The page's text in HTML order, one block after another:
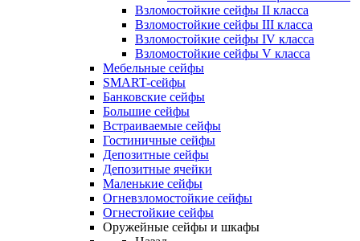
Взломостойкие сейфы II класса
Взломостойкие сейфы III класса
Взломостойкие сейфы IV класса
Взломостойкие сейфы V класса
Мебельные сейфы
SMART-сейфы
Банковские сейфы
Большие сейфы
Встраиваемые сейфы
Гостиничные сейфы
Депозитные сейфы
Депозитные ячейки
Маленькие сейфы
Огневзломостойкие сейфы
Огнестойкие сейфы
Оружейные сейфы и шкафы